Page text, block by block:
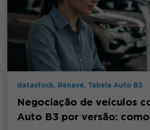
datastock, Renave, Tabela Auto B3
Negociação de veículos
Auto B3 por versão: